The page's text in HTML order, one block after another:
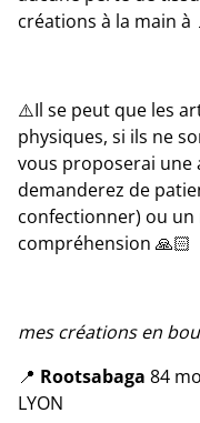
créations à la main à
⚠️Il se peut que les
physiques, si ils ne
vous proposerai une
demanderez de
confectionner) ou
compréhension 🙏🏻
mes créations en
📍 Rootsabaga 84
LYON